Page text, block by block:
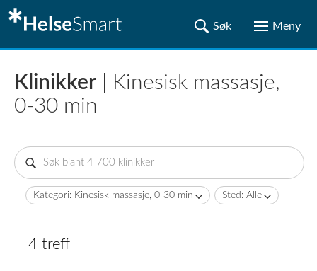
Klinikker | Kinesisk massasje,
0-30 min
Kategori: Kinesisk massasje, 0-30 min Sted: Alle
4 treff